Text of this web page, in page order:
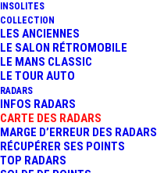
INSOLITES
COLLECTION
LES ANCIENNES
LE SALON RÉTROMOBILE
LE MANS CLASSIC
LE TOUR AUTO
RADARS
INFOS RADARS
CARTE DES RADARS
MARGE D’ERREUR DES RADARS
RÉCUPÉRER SES POINTS
TOP RADARS
RD918